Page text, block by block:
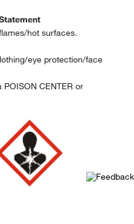
hot surfaces.
eye protection/face
POISON CENTER or